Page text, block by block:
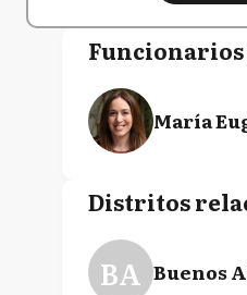
María
Distritos
BA Buenos